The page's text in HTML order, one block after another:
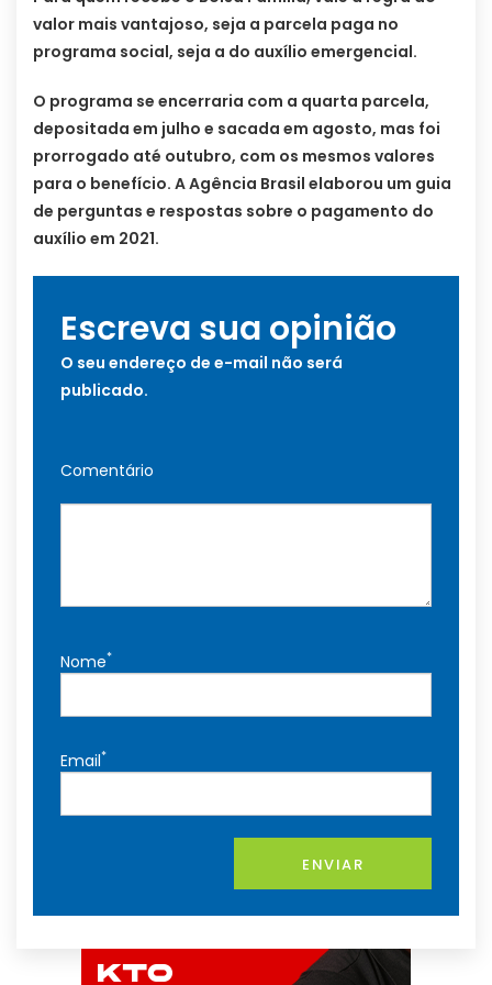
valor mais vantajoso, seja a parcela paga no
programa social, seja a do auxílio emergencial.
O programa se encerraria com a quarta parcela,
depositada em julho e sacada em agosto, mas foi
prorrogado até outubro, com os mesmos valores
para o benefício. A Agência Brasil elaborou um guia
de perguntas e respostas sobre o pagamento do
auxílio em 2021.
Escreva sua opinião
O seu endereço de e-mail não será
publicado.
Comentário
Nome*
Email*
ENVIAR